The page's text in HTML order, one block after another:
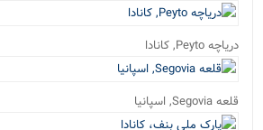
دریاچه Peyto, کانادا
قلعه Segovia, اسپانیا